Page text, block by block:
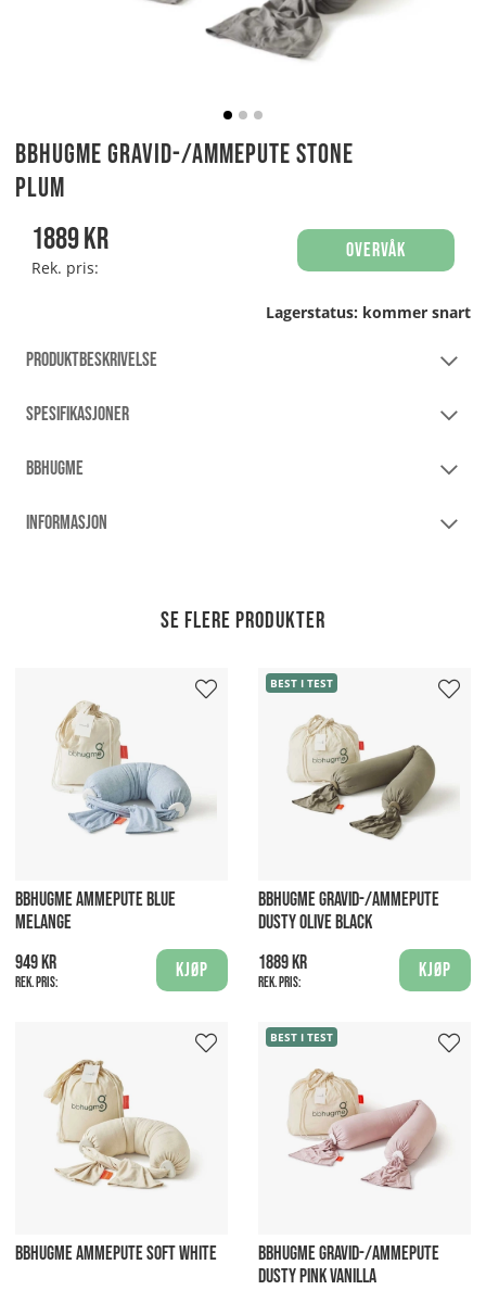
Bbhugme Gravid-/Ammepute Stone
Plum
1889kr
Rek. pris:
Overvåk
Lagerstatus: kommer snart
PRODUKTBESKRIVELSE
SPESIFIKASJONER
BBHUGME
INFORMASJON
Se flere produkter
BBHUGME AMMEPUTE BLUE
MELANGE​
949 kr
Rek. pris:
Kjøp
BEST I TEST
BBHUGME GRAVID-/AMMEPUTE
DUSTY OLIVE BLACK
1889 kr
Rek. pris:
Kjøp
BBHUGME AMMEPUTE SOFT WHITE
BEST I TEST
BBHUGME GRAVID-/AMMEPUTE
DUSTY PINK VANILLA